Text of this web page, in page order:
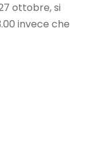
ottobre, si
invece che